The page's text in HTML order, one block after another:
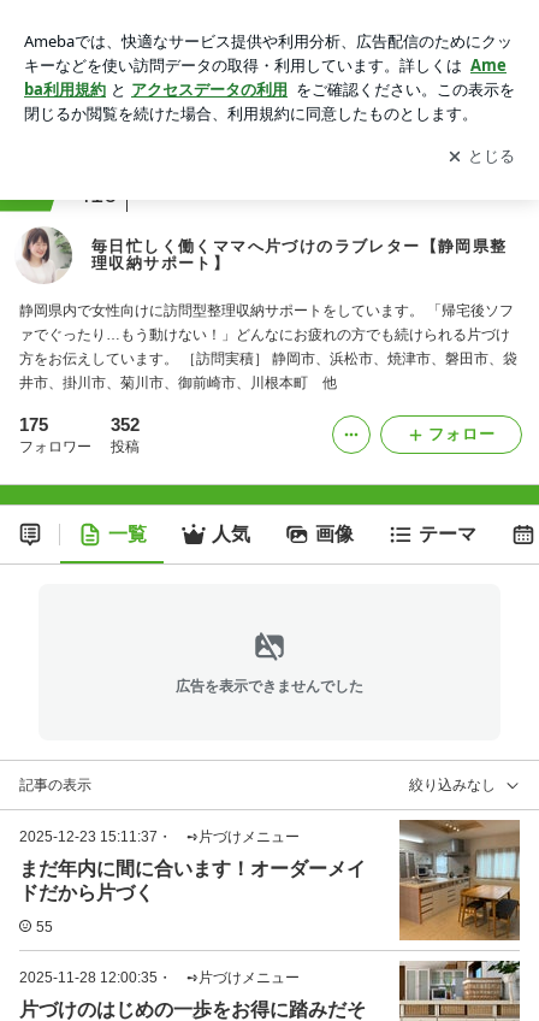
ポート】アプリをダウンロードして ブログの更新通知
を受け取りまし
ょう。
開く
416
毎日忙しく働くママへ片づけのラブレター【静岡県整
理収納サポート】
静岡県内で女性向けに訪問型整理収納サポートをしています。 「帰宅後ソフ
ァでぐったり…もう動けない！」どんなにお疲れの方でも続けられる片づけ
方をお伝えしています。 ［訪問実積］ 静岡市、浜松市、焼津市、磐田市、袋
井市、掛川市、菊川市、御前崎市、川根本町 他
175
フォロワー
352
投稿
フォロー
一覧 人気 画像 テーマ
広告を表示できませんでした
記事の表示 絞り込みなし
2025-12-23 15:11:37 ・ ➺片づけメニュー
まだ年内に間に合います！オーダーメイ
ドだから片づく
55
2025-11-28 12:00:35 ・ ➺片づけメニュー
片づけのはじめの一歩をお得に踏みだそ